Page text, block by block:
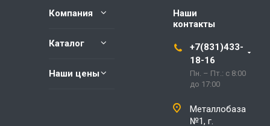
Компания
Каталог
Наши цены
Наши
контакты
+7(831)433-
18-16
Пн. – Пт.: с 8:00
до 17:00
Металлобаза
№1, г.